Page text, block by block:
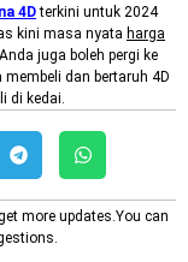
4D terkini untuk 2024
kini masa nyata harga
juga boleh pergi ke
dan bertaruh 4D
di kedai.
more updates.You can